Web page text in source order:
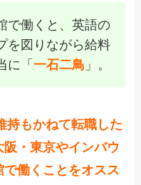
で働くと、英語の
を図りながら給料
に「 一石二鳥 」。
持もかねて転職した
・東京やインバウ
働くことをオスス